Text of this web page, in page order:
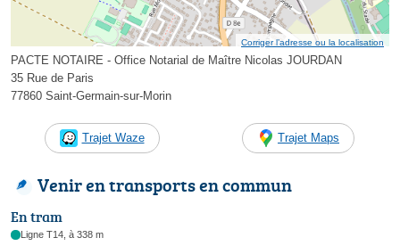
Corriger l’adresse ou la localisation
PACTE NOTAIRE - Office Notarial de Maître Nicolas JOURDAN
35 Rue de Paris
77860 Saint-Germain-sur-Morin
Trajet Waze Trajet Maps
Venir en transports en commun
En tram
Ligne T14, à 338 m